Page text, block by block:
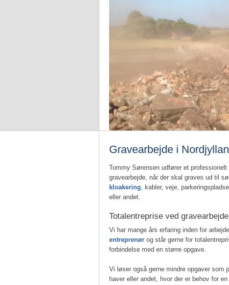
Gravearbejde i
Tommy Sørensen udfører et
gravearbejde, når der skal graves ud til
kloakering , kabler, veje,
eller andet.
Totalentreprise ved gravearbejde
Vi har mange års erfaring inden for
entreprenørog står gerne for
forbindelse med en større opgave.
Vi løser også gerne mindre opgaver som
haver eller andet, hvor der er behov for en